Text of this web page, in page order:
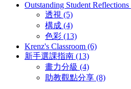
透視 (5)
構成 (4)
色彩 (13)
Krenz's Classroom (6)
新手選課指南 (13)
畫力分級 (4)
助教觀點分享 (8)